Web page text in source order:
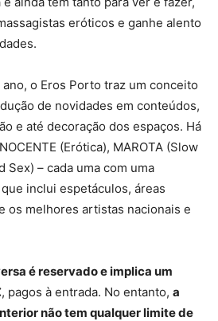
eróticos e ganhe alento
o Eros Porto traz um conceito
de novidades em conteúdos,
e até decoração dos espaços. Há
(Erótica), MAROTA (Slow
Sex) – cada uma com uma
inclui espetáculos, áreas
os melhores artistas nacionais e
é reservado e implica um
, pagos à entrada. No entanto, a
não tem qualquer limite de